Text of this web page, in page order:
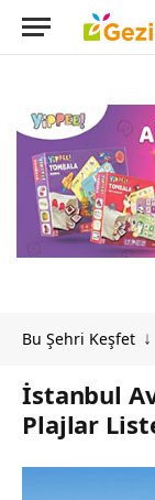
Bu Şehri Keşfet ↓
İstanbul
Plajlar